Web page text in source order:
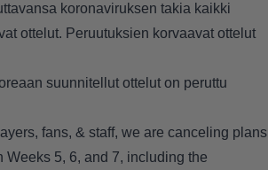
koronaviruksen takia kaikki
ottelut. Peruutuksien korvaavat ottelut
suunnitellut ottelut on peruttu
fans, & staff, we are canceling plans
Weeks 5, 6, and 7, including the